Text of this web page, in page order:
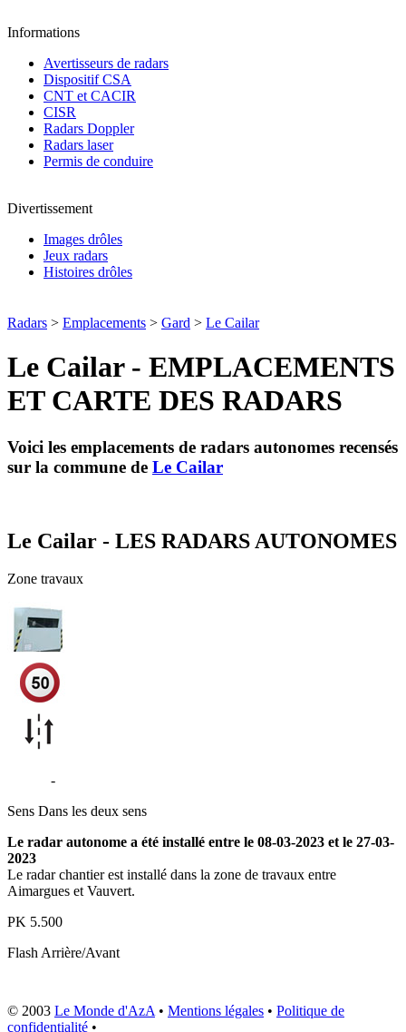
Informations
Avertisseurs de radars
Dispositif CSA
CNT et CACIR
CISR
Radars Doppler
Radars laser
Permis de conduire
Divertissement
Images drôles
Jeux radars
Histoires drôles
Radars > Emplacements > Gard > Le Cailar
Le Cailar - EMPLACEMENTS
ET CARTE DES RADARS
Voici les emplacements de radars autonomes recensés
sur la commune de Le Cailar
Le Cailar - LES RADARS AUTONOMES
Zone travaux
-
Sens Dans les deux sens
Le radar autonome a été installé entre le 08-03-2023 et le 27-03-
2023
Le radar chantier est installé dans la zone de travaux entre
Aimargues et Vauvert.
PK 5.500
FlashArrière/Avant
© 2003 Le Monde d'AzA• Mentions légales • Politique de
confidentialité •